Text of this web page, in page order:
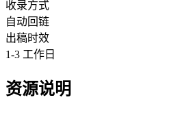
收录方式
自动回链
出稿时效
1-3 工作日
资源说明